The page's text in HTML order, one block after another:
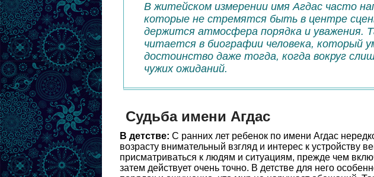
В житейском измерении имя Агдас часто
которые не стремятся быть в центре
держится атмосфера порядка и уважения.
читается в биографии человека, который
достоинство даже тогда, когда вокруг
чужих ожиданий.
Судьба имени Агдас
В детстве: С ранних лет ребенок по имени Агдас
возрасту внимательный взгляд и интерес к устройству
присматриваться к людям и ситуациям, прежде чем
затем действует очень точно. В детстве для него